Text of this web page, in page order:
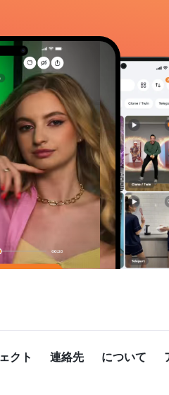
クト 連絡先 について